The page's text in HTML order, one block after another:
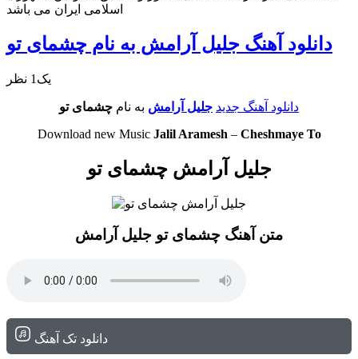
اسلامی ایران می باشد
دانلود آهنگ جلیل آرامش به نام چشمای تو
یک1 نظر
دانلود آهنگ جدید جلیل آرامش به نام چشمای تو
Download new Music Jalil Aramesh – Cheshmaye To
جلیل آرامش چشمای تو
متن آهنگ چشمای تو جلیل آرامش
دانلود تک آهنگ